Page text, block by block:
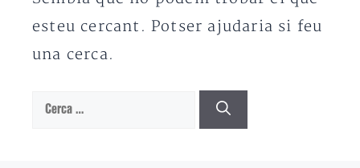
esteu cercant. Potser ajudaria si feu
una cerca.
Cerca: